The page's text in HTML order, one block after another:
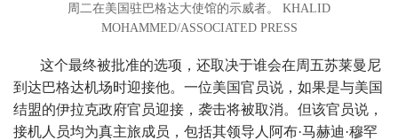
周二在美国驻巴格达大使馆的示威者。 KHALID
MOHAMMED/ASSOCIATED PRESS
这个最终被批准的选项，还取决于谁会在周五苏莱曼尼
到达巴格达机场时迎接他。一位美国官员说，如果是与美国
结盟的伊拉克政府官员迎接，袭击将被取消。但该官员说，
接机人员均为真主旅成员，包括其领导人阿布·马赫迪·穆罕